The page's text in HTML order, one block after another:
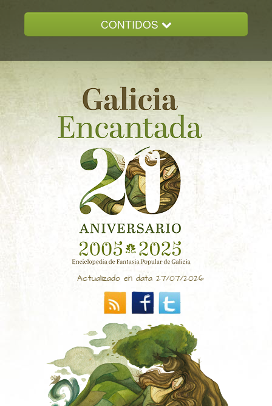
CONTIDOS
GALICIA ENCANTADA
DOCUMENTACION
NOVAS
CONTACTO
Actualizado en data 27/07/2026